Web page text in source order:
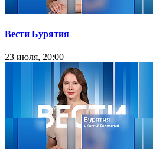
Вести Бурятия
23 июля, 20:00